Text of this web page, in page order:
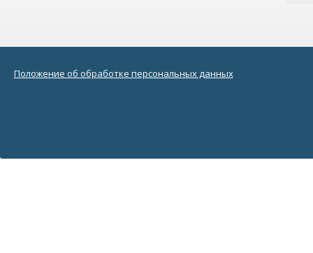
Положение об обработке персональных данных